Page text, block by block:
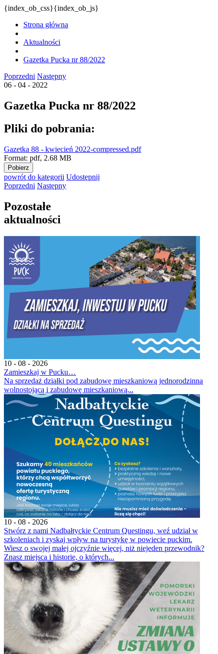
{index_ob_css}{index_ob_js}
Strona główna
Aktualności
Gazetka Pucka nr 88/2022
Poprzedni Następny
06 - 04 - 2022
Gazetka Pucka nr 88/2022
Pliki do pobrania:
Gazetka 88 - kwiecień 2022-compressed.pdf
Format: pdf, 2.68 MB
Pobierz
powrót do kategorii Udostępnij
Poprzedni Następny
Pozostałe
aktualności
10 - 08 - 2026
Zamieszkaj w Pucku…
Na sprzedaż działki pod zabudowę mieszkaniową jednorodzinną
wolnostojącą i zabudowę mieszkaniową...
10 - 08 - 2026
Stwórz z nami Nadbałtyckie Centrum Questingu, weź udział w
szkoleniach i zyskaj wpływ na turystykę w powiecie puckim.
Wiesz o swojej małej ojczyźnie więcej, niż niejeden przewodnik?
Znasz miejsca i historie, o których...